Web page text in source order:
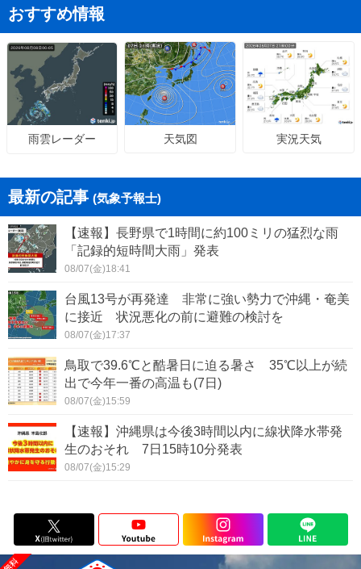
おすすめ情報
雨雲レーダー 天気図 実況天気
最新の記事 (気象予報士)
【速報】長野県で1時間に約100ミリの猛烈な雨
「記録的短時間大雨」発表
08/07(金)18:41
台風13号が再発達 非常に強い勢力で沖縄・奄美
に接近 状況悪化の前に避難の検討を
08/07(金)17:37
鳥取で39.6℃と酷暑日に迫る暑さ 35℃以上が続
出で今年一番の高温も(7日)
08/07(金)15:59
【速報】沖縄県は今後3時間以内に線状降水帯発
生のおそれ 7日15時10分発表
08/07(金)15:29